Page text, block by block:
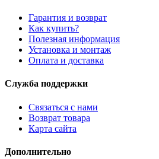
Гарантия и возврат
Как купить?
Полезная информация
Установка и монтаж
Оплата и доставка
Служба поддержки
Связаться с нами
Возврат товара
Карта сайта
Дополнительно